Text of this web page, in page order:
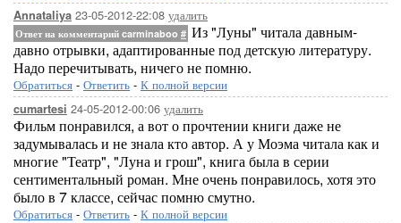
Annataliya 23-05-2012-22:08 удалить
Ответ на комментарий carminaboo # Из "Луны" читала давным-
давно отрывки, адаптированные под детскую литературу.
Надо перечитывать, ничего не помню.
Обратиться - Ответить - К полной версии
cumartesi 24-05-2012-00:06 удалить
Фильм понравился, а вот о прочтении книги даже не
задумывалась и не знала кто автор. А у Моэма читала как и
многие "Театр", "Луна и грош", книга была в серии
сентиментальный роман. Мне очень понравилось, хотя это
было в 7 классе, сейчас помню смутно.
Обратиться - Ответить - К полной версии